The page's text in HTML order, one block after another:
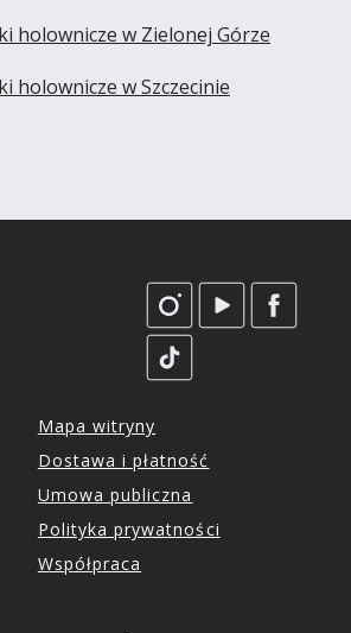
holownicze w Zielonej Górze
holownicze w Szczecinie
Mapa witryny
Dostawa i płatność
Umowa publiczna
Polityka prywatności
Współpraca